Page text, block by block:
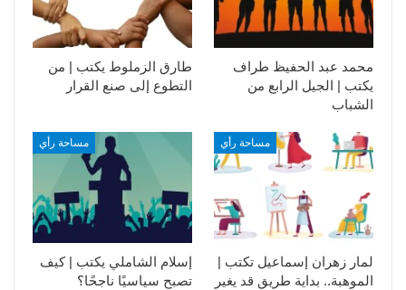
طارق الزملوط يكتب | من
التطوع إلى صنع القرار
محمد عبد الحفيظ طراف
يكتب | الجيل الرابع من
الشباب
مساحة رأي
إسلام الشاملي يكتب | كيف
تصبح سياسيًا ناجحًا؟
مساحة رأي
لمار زهران إسماعيل تكتب |
الموهبة.. بداية طريق قد يغير